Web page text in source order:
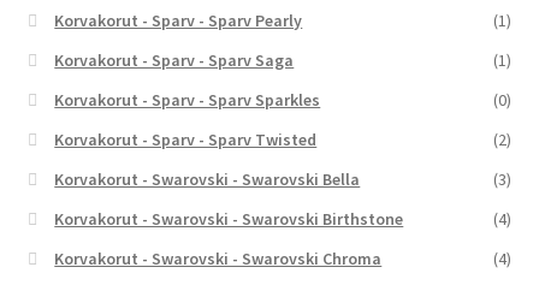
Korvakorut - Sparv - Sparv Pearly
(1)
Korvakorut - Sparv - Sparv Saga
(1)
Korvakorut - Sparv - Sparv Sparkles
(0)
Korvakorut - Sparv - Sparv Twisted
(2)
Korvakorut - Swarovski - Swarovski Bella
(3)
Korvakorut - Swarovski - Swarovski Birthstone
(4)
Korvakorut - Swarovski - Swarovski Chroma
(4)